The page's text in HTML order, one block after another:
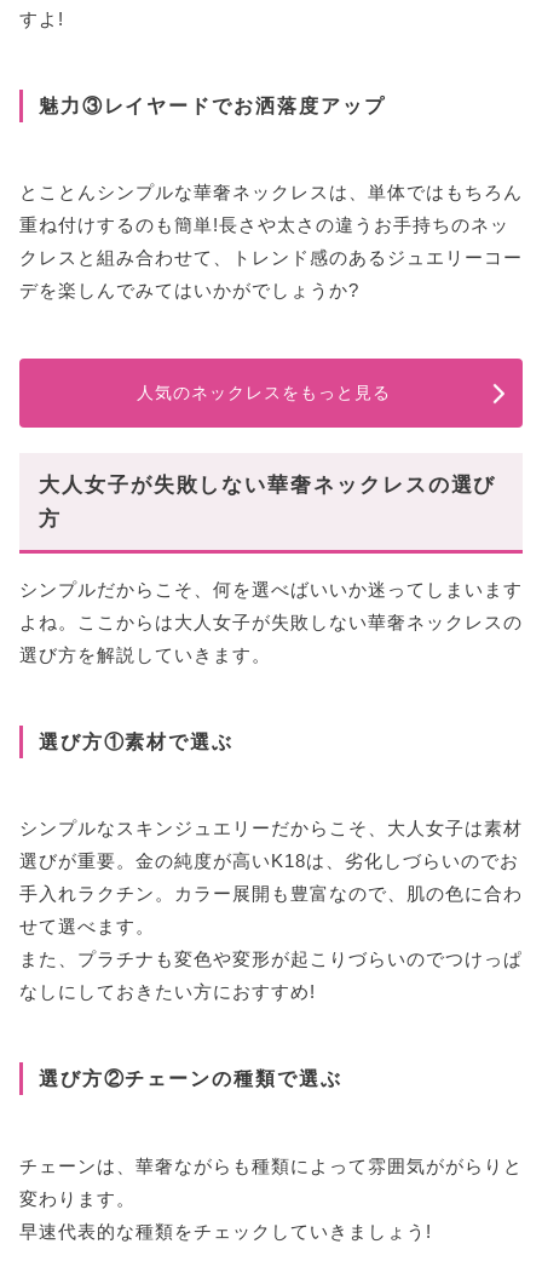
すよ!
魅力③レイヤードでお洒落度アップ
とことんシンプルな華奢ネックレスは、単体ではもちろん
重ね付けするのも簡単!長さや太さの違うお手持ちのネッ
クレスと組み合わせて、トレンド感のあるジュエリーコー
デを楽しんでみてはいかがでしょうか?
人気のネックレスをもっと見る
大人女子が失敗しない華奢ネックレスの選び
方
シンプルだからこそ、何を選べばいいか迷ってしまいます
よね。ここからは大人女子が失敗しない華奢ネックレスの
選び方を解説していきます。
選び方①素材で選ぶ
シンプルなスキンジュエリーだからこそ、大人女子は素材
選びが重要。金の純度が高いK18は、劣化しづらいのでお
手入れラクチン。カラー展開も豊富なので、肌の色に合わ
せて選べます。
また、プラチナも変色や変形が起こりづらいのでつけっぱ
なしにしておきたい方におすすめ!
選び方②チェーンの種類で選ぶ
チェーンは、華奢ながらも種類によって雰囲気ががらりと
変わります。
早速代表的な種類をチェックしていきましょう!